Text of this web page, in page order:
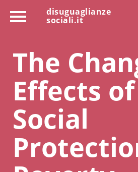
disuguaglianze
sociali.it
The
Effects of
Social